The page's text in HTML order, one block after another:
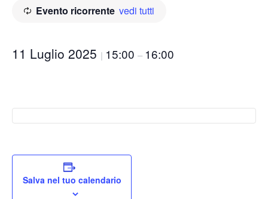
Evento ricorrente vedi tutti
11 Luglio 2025 | 15:00 – 16:00
Salva nel tuo calendario